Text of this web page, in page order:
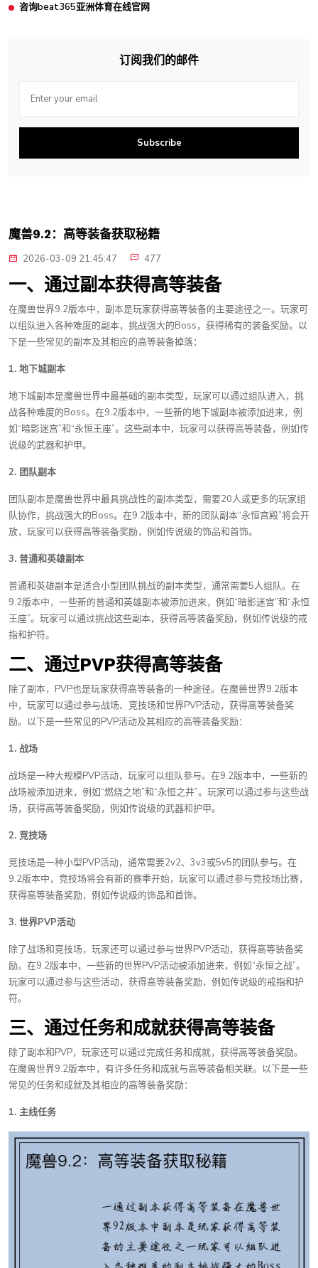
咨询beat365亚洲体育在线官网
订阅我们的邮件
Subscribe
魔兽9.2：高等装备获取秘籍
2026-03-09 21:45:47 477
一、通过副本获得高等装备
在魔兽世界9.2版本中，副本是玩家获得高等装备的主要途径之一。玩家可
以组队进入各种难度的副本，挑战强大的Boss，获得稀有的装备奖励。以
下是一些常见的副本及其相应的高等装备掉落：
1. 地下城副本
地下城副本是魔兽世界中最基础的副本类型，玩家可以通过组队进入，挑
战各种难度的Boss。在9.2版本中，一些新的地下城副本被添加进来，例
如“暗影迷宫”和“永恒王座”。这些副本中，玩家可以获得高等装备，例如传
说级的武器和护甲。
2. 团队副本
团队副本是魔兽世界中最具挑战性的副本类型，需要20人或更多的玩家组
队协作，挑战强大的Boss。在9.2版本中，新的团队副本“永恒宫殿”将会开
放，玩家可以获得高等装备奖励，例如传说级的饰品和首饰。
3. 普通和英雄副本
普通和英雄副本是适合小型团队挑战的副本类型，通常需要5人组队。在
9.2版本中，一些新的普通和英雄副本被添加进来，例如“暗影迷宫”和“永恒
王座”。玩家可以通过挑战这些副本，获得高等装备奖励，例如传说级的戒
指和护符。
二、通过PVP获得高等装备
除了副本，PVP也是玩家获得高等装备的一种途径。在魔兽世界9.2版本
中，玩家可以通过参与战场、竞技场和世界PVP活动，获得高等装备奖
励。以下是一些常见的PVP活动及其相应的高等装备奖励：
1. 战场
战场是一种大规模PVP活动，玩家可以组队参与。在9.2版本中，一些新的
战场被添加进来，例如“燃烧之地”和“永恒之井”。玩家可以通过参与这些战
场，获得高等装备奖励，例如传说级的武器和护甲。
2. 竞技场
竞技场是一种小型PVP活动，通常需要2v2、3v3或5v5的团队参与。在
9.2版本中，竞技场将会有新的赛季开始，玩家可以通过参与竞技场比赛，
获得高等装备奖励，例如传说级的饰品和首饰。
3. 世界PVP活动
除了战场和竞技场，玩家还可以通过参与世界PVP活动，获得高等装备奖
励。在9.2版本中，一些新的世界PVP活动被添加进来，例如“永恒之战”。
玩家可以通过参与这些活动，获得高等装备奖励，例如传说级的戒指和护
符。
三、通过任务和成就获得高等装备
除了副本和PVP，玩家还可以通过完成任务和成就，获得高等装备奖励。
在魔兽世界9.2版本中，有许多任务和成就与高等装备相关联。以下是一些
常见的任务和成就及其相应的高等装备奖励：
1. 主线任务